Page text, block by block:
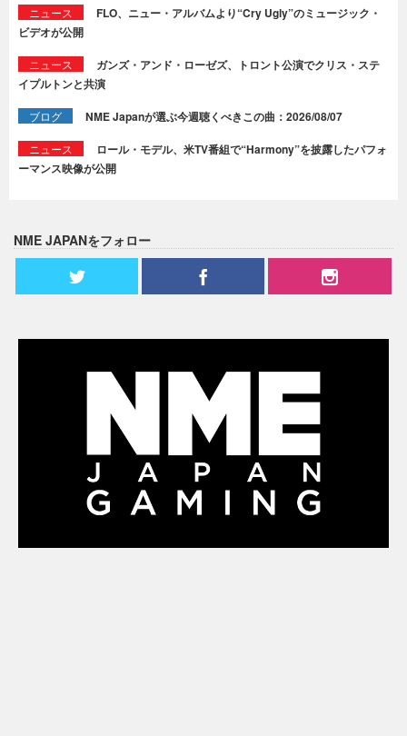
ニュース
FLO、ニュー・アルバムより“Cry Ugly”のミュージック・
ビデオが公開
ニュース
ガンズ・アンド・ローゼズ、トロント公演でクリス・ステ
イプルトンと共演
ブログ NME Japanが選ぶ今週聴くべきこの曲：2026/08/07
ニュース
ロール・モデル、米TV番組で“Harmony”を披露したパフォ
ーマンス映像が公開
NME JAPANをフォロー